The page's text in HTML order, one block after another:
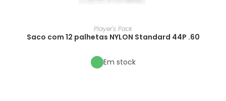
Player's Pack
Saco com 12 palhetas NYLON Standard 44P .60
Em stock